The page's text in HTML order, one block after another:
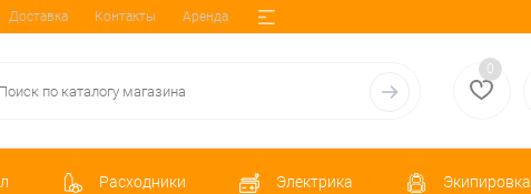
Доставка Контакты Аренда
0
Расходники Электрика Экипировка